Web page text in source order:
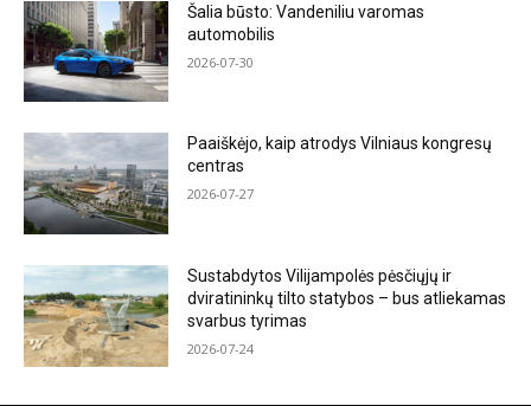
Šalia būsto: Vandeniliu varomas
automobilis
2026-07-30
Paaiškėjo, kaip atrodys Vilniaus kongresų
centras
2026-07-27
Sustabdytos Vilijampolės pėsčiųjų ir
dviratininkų tilto statybos – bus atliekamas
svarbus tyrimas
2026-07-24